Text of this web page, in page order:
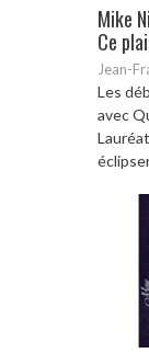
Mike
Ce
Jean-
Les
avec